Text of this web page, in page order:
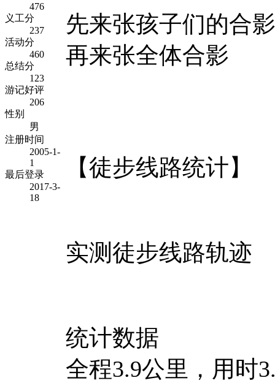
476
义工分
237
活动分
460
总结分
123
游记好评
206
性别
男
注册时间
2005-1-
1
最后登录
2017-3-
18
先来张孩子们的合影
再来张全体合影
【徒步线路统计】
实测徒步线路轨迹
统计数据
全程3.9公里，用时